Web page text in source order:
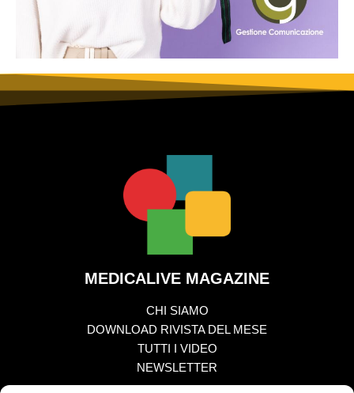
MEDICALIVE MAGAZINE
CHI SIAMO
DOWNLOAD RIVISTA DEL MESE
TUTTI I VIDEO
NEWSLETTER